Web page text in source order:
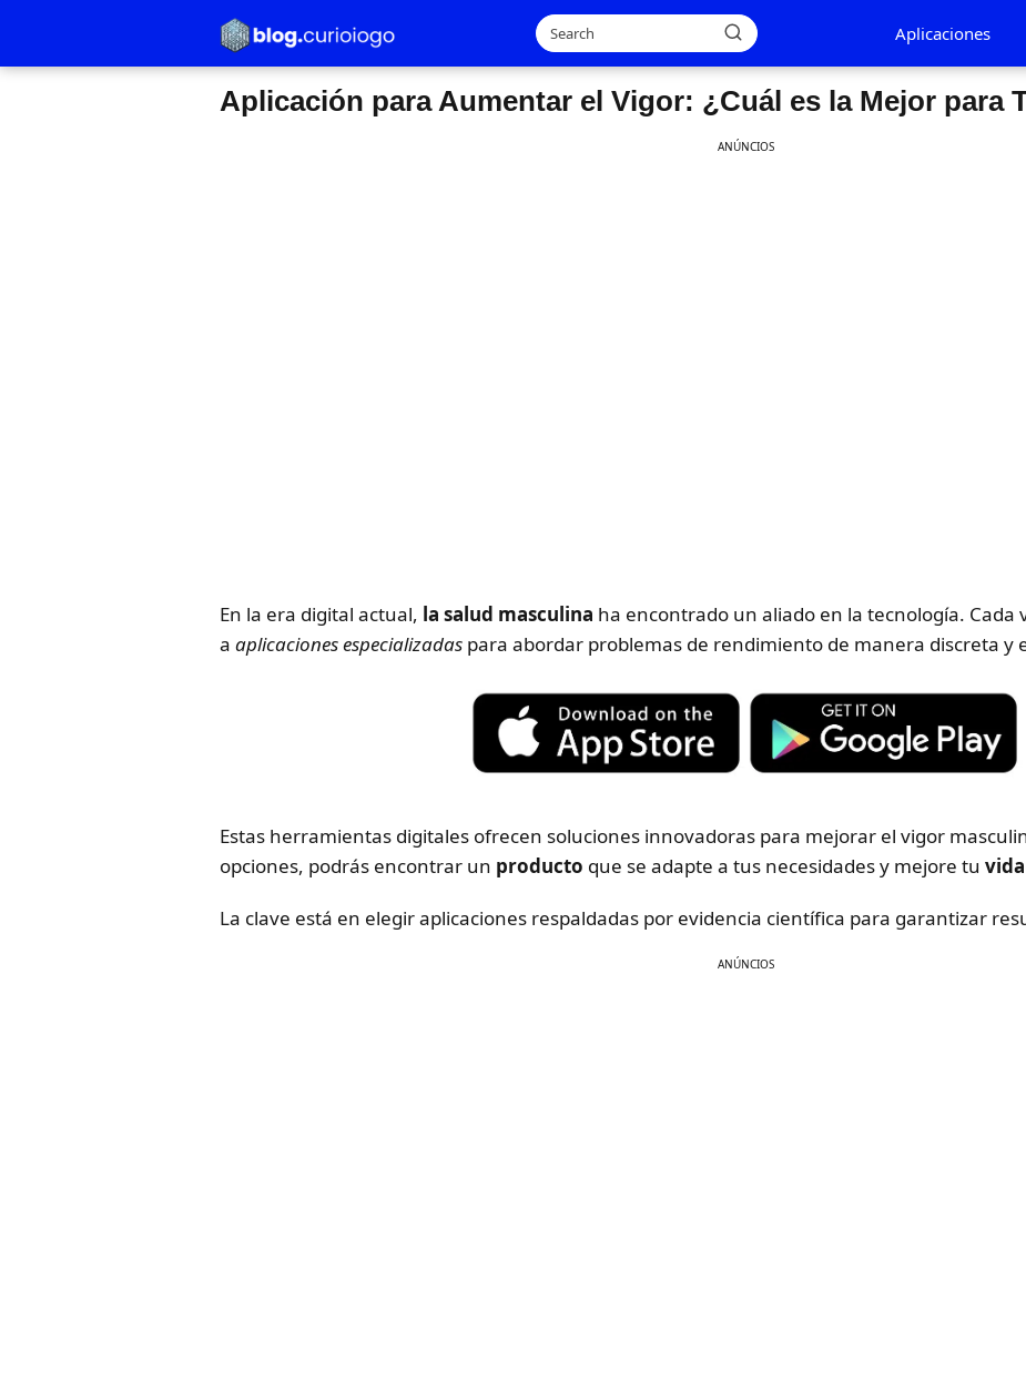
Aplicaciones
Aplicación para Aumentar el Vigor: ¿Cuál es la Mejor para
ANÚNCIOS
En la era digital actual, la salud masculina ha encontrado un aliado en la tecnología. Cada
a aplicaciones especializadas para abordar problemas de rendimiento de manera discreta y
Estas herramientas digitales ofrecen soluciones innovadoras para mejorar el vigor
opciones, podrás encontrar un producto que se adapte a tus necesidades y mejore tu vida
La clave está en elegir aplicaciones respaldadas por evidencia científica para garantizar
ANÚNCIOS